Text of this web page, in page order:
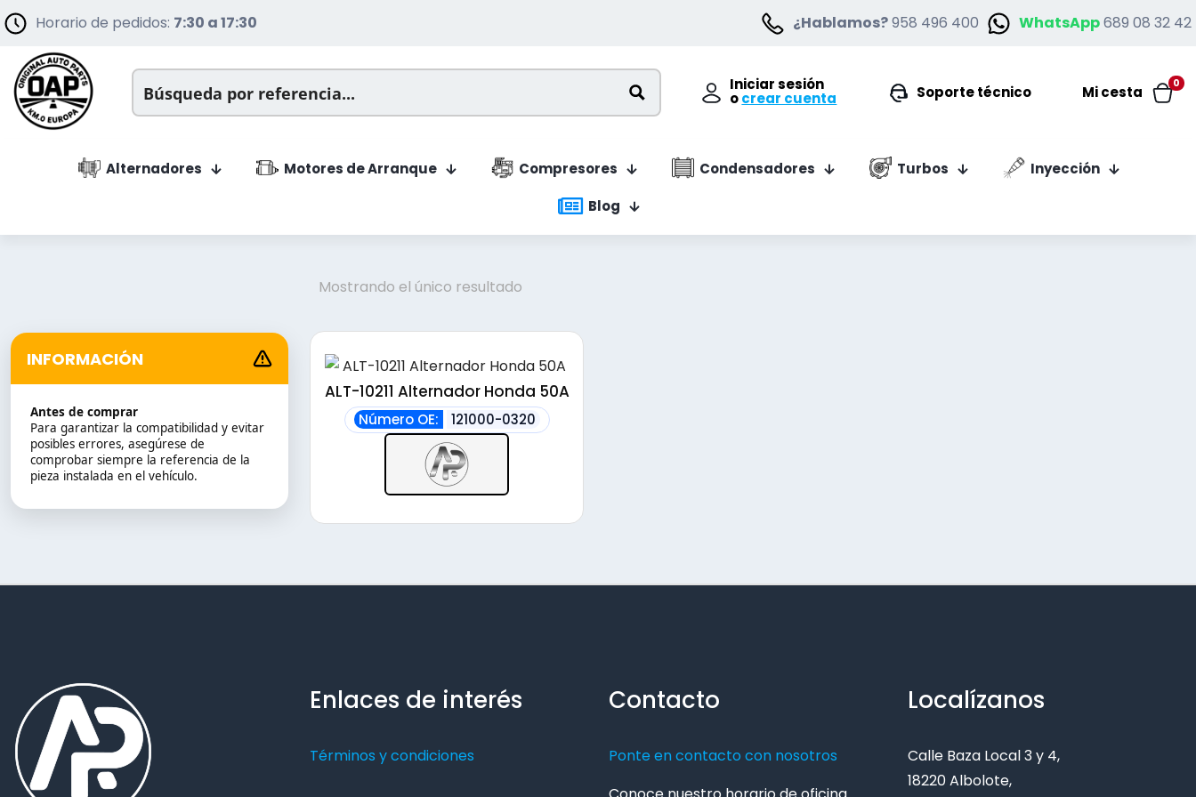
Horario de pedidos: 7:30 a 17:30 ¿Hablamos?958 496 400 WhatsApp689 08 32 42
Iniciar sesión
ocrear cuenta Soporte técnico
0
Mi cesta
Alternadores Motores de Arranque Compresores Condensadores Turbos
Inyección
Blog
INFORMACIÓN
Antes de comprar
Para garantizar la compatibilidad y evitar
posibles errores, asegúrese de
comprobar siempre la referencia de la
pieza instalada en el vehículo.
Mostrando el único resultado
ALT-10211 Alternador Honda 50A
Número OE: 121000-0320
Enlaces de interés
Términos y condiciones
Contacto
Ponte en contacto con nosotros
Localízanos
Calle Baza Local 3 y 4,
18220 Albolote,